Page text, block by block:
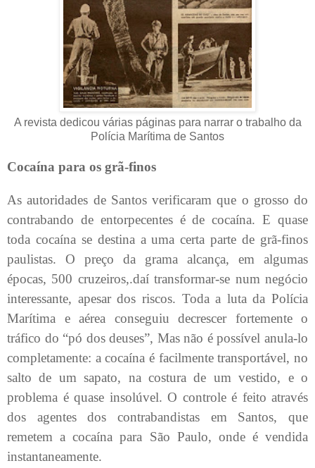
A revista dedicou várias páginas para narrar o trabalho da
Polícia Marítima de Santos
Cocaína para os grã-finos
As autoridades de Santos verificaram que o grosso do
contrabando de entorpecentes é de cocaína. E quase
toda cocaína se destina a uma certa parte de grã-finos
paulistas. O preço da grama alcança, em algumas
épocas, 500 cruzeiros,.daí transformar-se num negócio
interessante, apesar dos riscos. Toda a luta da Polícia
Marítima e aérea conseguiu decrescer fortemente o
tráfico do “pó dos deuses”, Mas não é possível anula-lo
completamente: a cocaína é facilmente transportável, no
salto de um sapato, na costura de um vestido, e o
problema é quase insolúvel. O controle é feito através
dos agentes dos contrabandistas em Santos, que
remetem a cocaína para São Paulo, onde é vendida
instantaneamente.